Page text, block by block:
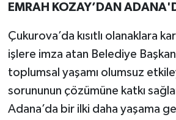
EMRAH KOZAY’DAN
Çukurova’da kısıtlı olanaklara
işlere imza atan Belediye
toplumsal yaşamı olumsuz
sorununun çözümüne katkı
Adana’da bir ilki daha yaşama